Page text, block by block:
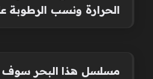
الحرارة ونسب الرطوبة